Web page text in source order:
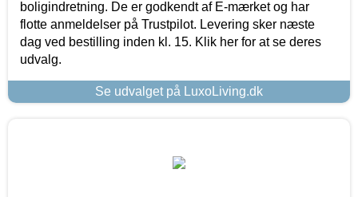
boligindretning. De er godkendt af E-mærket og har
flotte anmeldelser på Trustpilot. Levering sker næste
dag ved bestilling inden kl. 15. Klik her for at se deres
udvalg.
Se udvalget på LuxoLiving.dk